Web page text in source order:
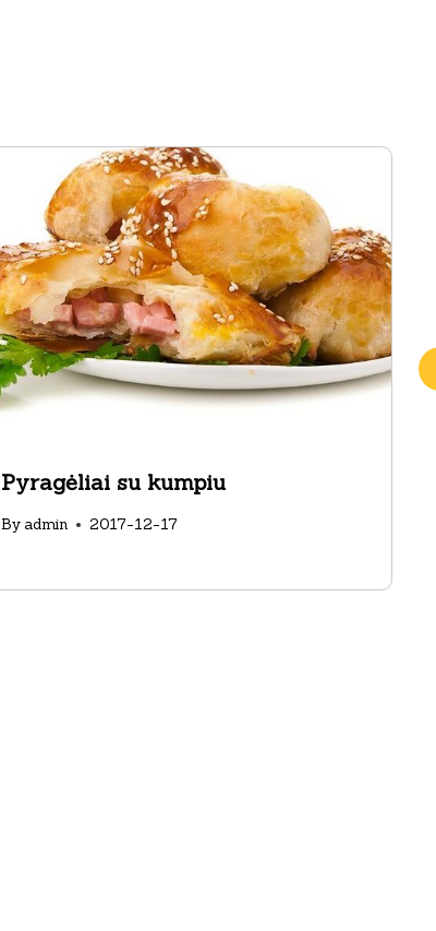
Pyragėliai su kumpiu
By admin 2017-12-17